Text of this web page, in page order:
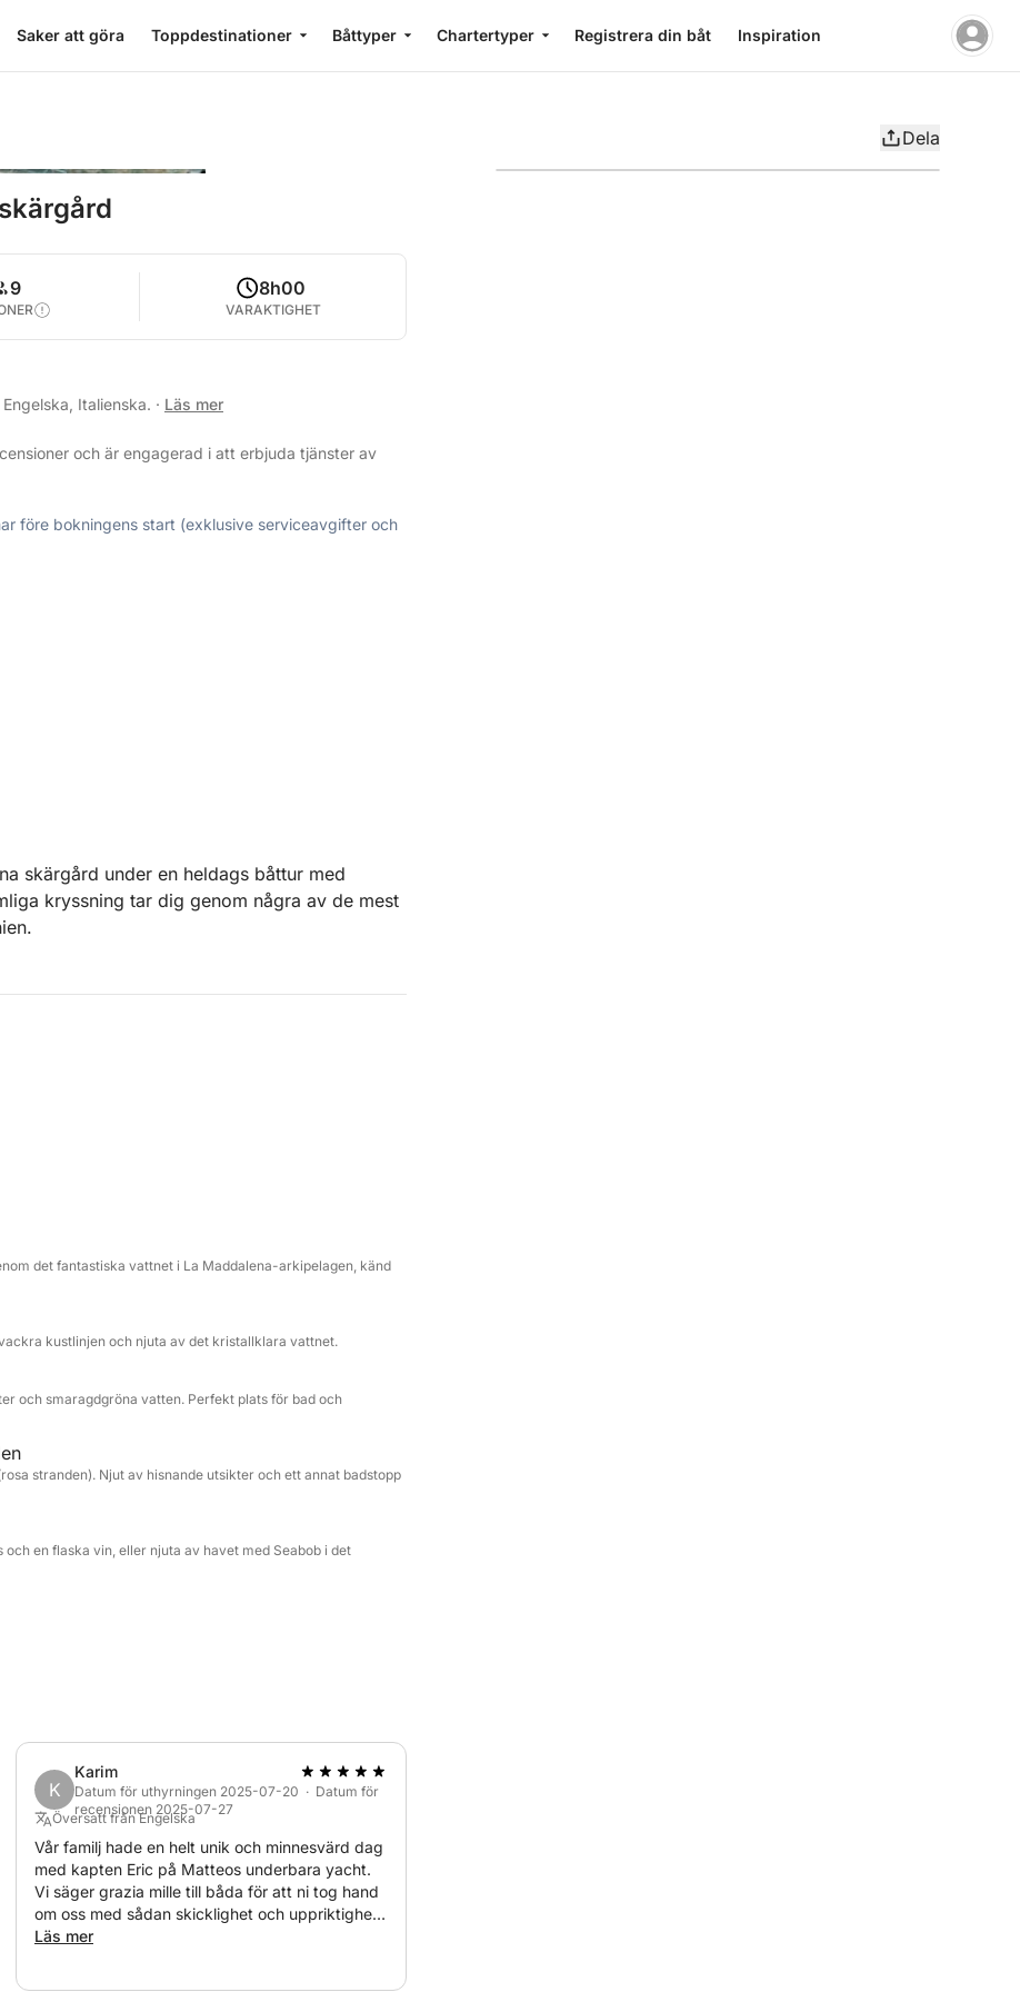
Saker att göra Toppdestinationer Båttyper Chartertyper Registrera din båt Inspiration
Dela
9 8h00
VARAKTIGHET
Italienska. · Läs mer
och är engagerad i att erbjuda tjänster av
före bokningens start (exklusive serviceavgifter och
skärgård under en heldags båttur med
kryssning tar dig genom några av de mest
öarna La Maddalena, Spargi och Budelli,
havet, koppla av under Medelhavssolen och
marina park.
erbjuder också vackra platser för bad
medan du njuter av läsk, snacks och en
hjälp av Seabob för en rolig och unik
magin i La Maddalena skärgård, och
i ett av Sardiniens vackraste områden.
det fantastiska vattnet i La Maddalena-arkipelagen, känd
kustlinjen och njuta av det kristallklara vattnet.
och smaragdgröna vatten. Perfekt plats för bad och
stranden). Njut av hisnande utsikter och ett annat badstopp
en flaska vin, eller njuta av havet med Seabob i det
K
Karim
Datum för uthyrningen 2025-07-20 · Datum för
recensionen 2025-07-27
Översatt från Engelska
Vår familj hade en helt unik och minnesvärd dag
med kapten Eric på Matteos underbara yacht.
Vi säger grazia mille till båda för att ni tog hand
om oss med sådan skicklighet och uppriktighet.
Bästa hälsningar. KL
Läs mer